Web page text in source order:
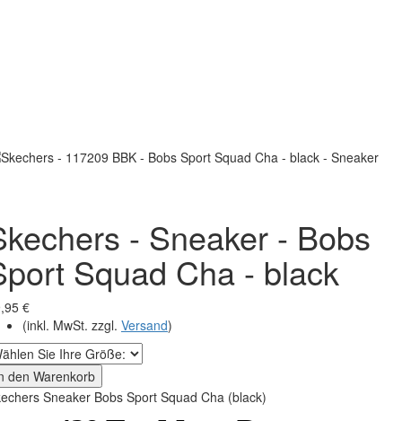
- Sneaker - Bobs
Squad Cha - black
€
(inkl. MwSt. zzgl. Versand)
den Warenkorb
Sneaker Bobs Sport Squad Cha (black)